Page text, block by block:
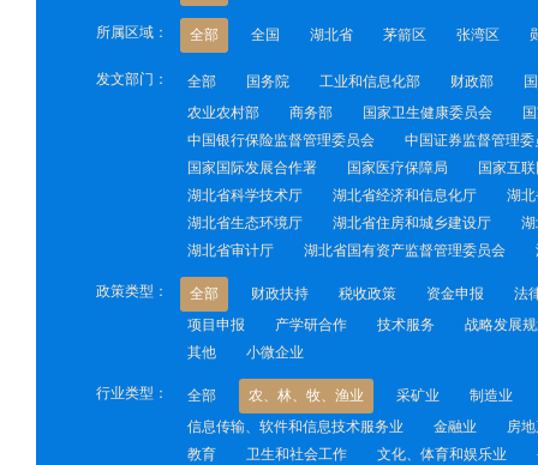
所属区域： 全部 全国 湖北省 茅箭区 张湾区
发文部门： 全部 国务院 工业和信息化部 财政部
农业农村部
商务部 国家卫生健康委员会
中国银行保险监督管理委员会
中国证券监督管理委
国家国际发展合作署
国家医疗保障局
国家互
湖北省科学技术厅
湖北省经济和信息化厅
湖
湖北省生态环境厅
湖北省住房和城乡建设厅
湖北省审计厅
湖北省国有资产监督管理委员会
政策类型： 全部 财政扶持 税收政策 资金申报
法
项目申报
产学研合作 技术服务
战略发展
其他
小微企业
行业类型： 全部 农、林、牧、渔业 采矿业
制造业
信息传输、软件和信息技术服务业
金融业
房
教育
卫生和社会工作 文化、体育和娱乐业